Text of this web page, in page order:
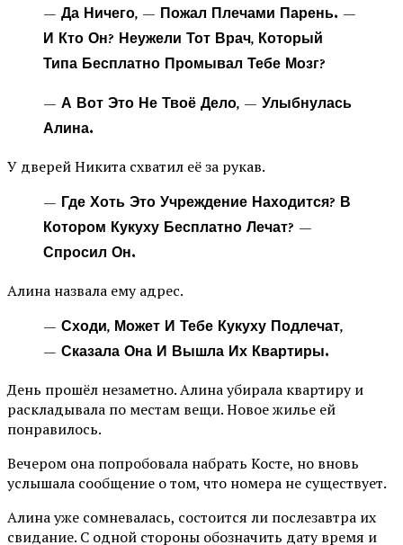
— Да Ничего, — Пожал Плечами Парень. —
И Кто Он? Неужели Тот Врач, Который
Типа Бесплатно Промывал Тебе Мозг?
— А Вот Это Не Твоё Дело, — Улыбнулась
Алина.
У дверей Никита схватил её за рукав.
— Где Хоть Это Учреждение Находится? В
Котором Кукуху Бесплатно Лечат? —
Спросил Он.
Алина назвала ему адрес.
— Сходи, Может И Тебе Кукуху Подлечат,
— Сказала Она И Вышла Их Квартиры.
День прошёл незаметно. Алина убирала квартиру и
раскладывала по местам вещи. Новое жилье ей
понравилось.
Вечером она попробовала набрать Косте, но вновь
услышала сообщение о том, что номера не существует.
Алина уже сомневалась, состоится ли послезавтра их
свидание. С одной стороны обозначить дату время и